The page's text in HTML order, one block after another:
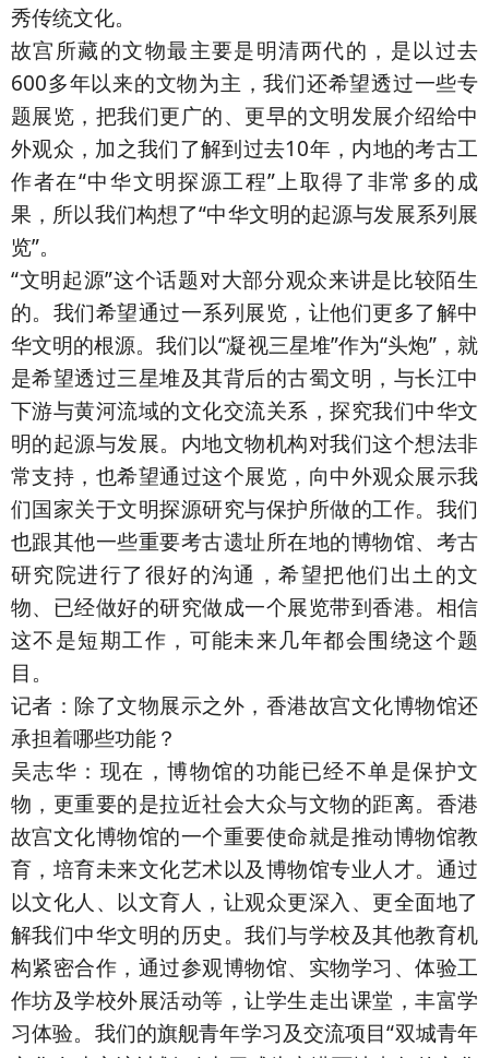
秀传统文化。
故宫所藏的文物最主要是明清两代的，是以过去
600多年以来的文物为主，我们还希望透过一些专
题展览，把我们更广的、更早的文明发展介绍给中
外观众，加之我们了解到过去10年，内地的考古工
作者在“中华文明探源工程”上取得了非常多的成
果，所以我们构想了“中华文明的起源与发展系列展
览”。
“文明起源”这个话题对大部分观众来讲是比较陌生
的。我们希望通过一系列展览，让他们更多了解中
华文明的根源。我们以“凝视三星堆”作为“头炮”，就
是希望透过三星堆及其背后的古蜀文明，与长江中
下游与黄河流域的文化交流关系，探究我们中华文
明的起源与发展。内地文物机构对我们这个想法非
常支持，也希望通过这个展览，向中外观众展示我
们国家关于文明探源研究与保护所做的工作。我们
也跟其他一些重要考古遗址所在地的博物馆、考古
研究院进行了很好的沟通，希望把他们出土的文
物、已经做好的研究做成一个展览带到香港。相信
这不是短期工作，可能未来几年都会围绕这个题
目。
记者：除了文物展示之外，香港故宫文化博物馆还
承担着哪些功能？
吴志华：现在，博物馆的功能已经不单是保护文
物，更重要的是拉近社会大众与文物的距离。香港
故宫文化博物馆的一个重要使命就是推动博物馆教
育，培育未来文化艺术以及博物馆专业人才。通过
以文化人、以文育人，让观众更深入、更全面地了
解我们中华文明的历史。我们与学校及其他教育机
构紧密合作，通过参观博物馆、实物学习、体验工
作坊及学校外展活动等，让学生走出课堂，丰富学
习体验。我们的旗舰青年学习及交流项目“双城青年